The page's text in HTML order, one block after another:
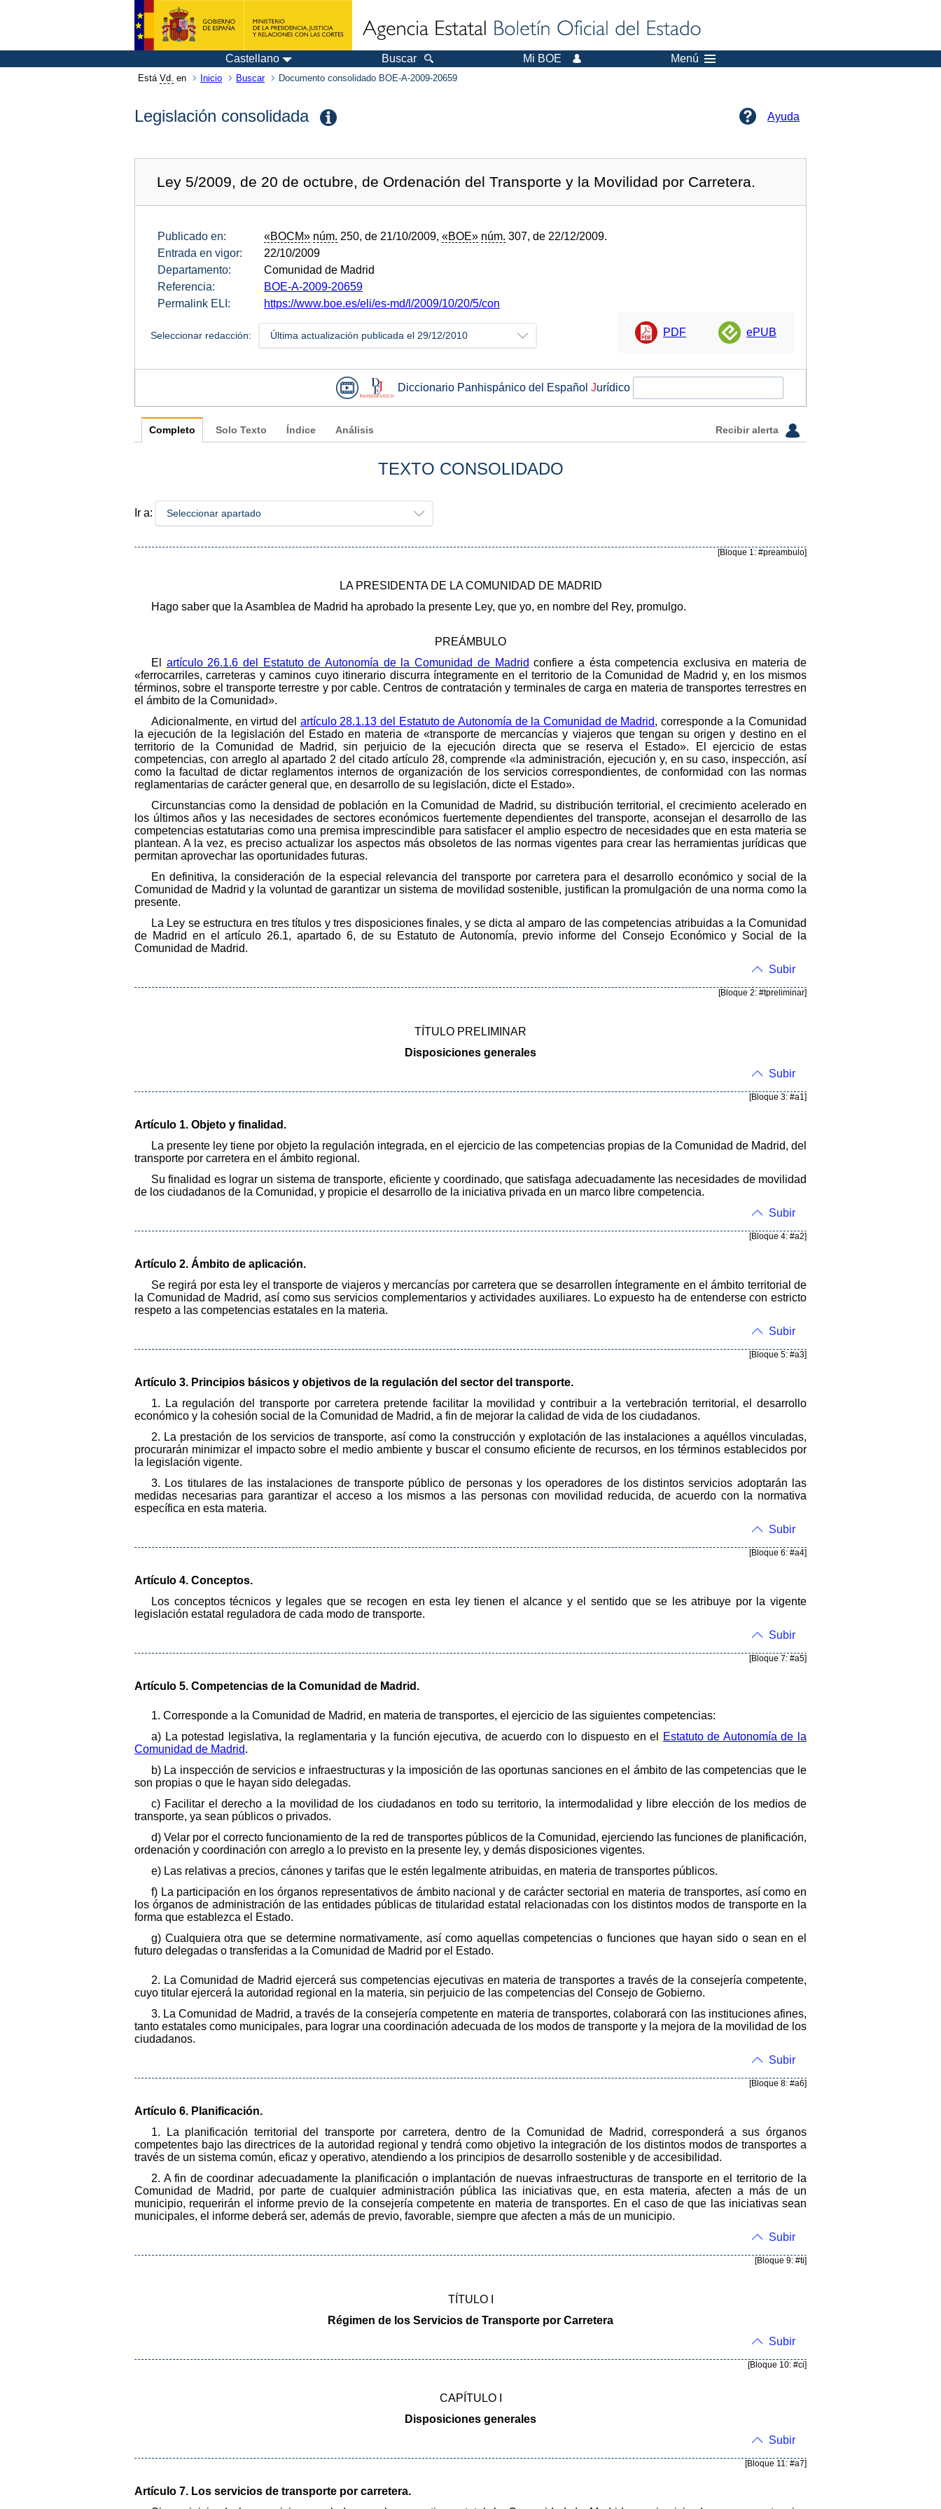
Castellano Buscar Mi BOE Menú
Está Vd. en Inicio Buscar Documento consolidado BOE-A-2009-20659
Legislación consolidada Ayuda
Ley 5/2009, de 20 de octubre, de Ordenación del Transporte y la Movilidad por Carretera.
Publicado en: «BOCM» núm. 250, de 21/10/2009, «BOE» núm. 307, de 22/12/2009.
Entrada en vigor:
22/10/2009
Departamento:
Comunidad de Madrid
Referencia:
BOE-A-2009-20659
Permalink ELI:
https://www.boe.es/eli/es-md/l/2009/10/20/5/con
Seleccionar redacción: Última actualización publicada el 29/12/2010 PDF ePUB
Diccionario Panhispánico del Español Jurídico
Completo Solo Texto Índice Análisis Recibir alerta
TEXTO CONSOLIDADO
Ir a: Seleccionar apartado
[Bloque 1: #preambulo]
LA PRESIDENTA DE LA COMUNIDAD DE MADRID
Hago saber que la Asamblea de Madrid ha aprobado la presente Ley, que yo, en nombre del Rey, promulgo.
PREÁMBULO
El artículo 26.1.6 del Estatuto de Autonomía de la Comunidad de Madrid confiere a ésta competencia exclusiva en materia de
«ferrocarriles, carreteras y caminos cuyo itinerario discurra íntegramente en el territorio de la Comunidad de Madrid y, en los mismos
términos, sobre el transporte terrestre y por cable. Centros de contratación y terminales de carga en materia de transportes terrestres en
el ámbito de la Comunidad».
Adicionalmente, en virtud del artículo 28.1.13 del Estatuto de Autonomía de la Comunidad de Madrid, corresponde a la Comunidad
la ejecución de la legislación del Estado en materia de «transporte de mercancías y viajeros que tengan su origen y destino en el
territorio de la Comunidad de Madrid, sin perjuicio de la ejecución directa que se reserva el Estado». El ejercicio de estas
competencias, con arreglo al apartado 2 del citado artículo 28, comprende «la administración, ejecución y, en su caso, inspección, así
como la facultad de dictar reglamentos internos de organización de los servicios correspondientes, de conformidad con las normas
reglamentarias de carácter general que, en desarrollo de su legislación, dicte el Estado».
Circunstancias como la densidad de población en la Comunidad de Madrid, su distribución territorial, el crecimiento acelerado en
los últimos años y las necesidades de sectores económicos fuertemente dependientes del transporte, aconsejan el desarrollo de las
competencias estatutarias como una premisa imprescindible para satisfacer el amplio espectro de necesidades que en esta materia se
plantean. A la vez, es preciso actualizar los aspectos más obsoletos de las normas vigentes para crear las herramientas jurídicas que
permitan aprovechar las oportunidades futuras.
En definitiva, la consideración de la especial relevancia del transporte por carretera para el desarrollo económico y social de la
Comunidad de Madrid y la voluntad de garantizar un sistema de movilidad sostenible, justifican la promulgación de una norma como la
presente.
La Ley se estructura en tres títulos y tres disposiciones finales, y se dicta al amparo de las competencias atribuidas a la Comunidad
de Madrid en el artículo 26.1, apartado 6, de su Estatuto de Autonomía, previo informe del Consejo Económico y Social de la
Comunidad de Madrid.
Subir
[Bloque 2: #tpreliminar]
TÍTULO PRELIMINAR
Disposiciones generales
Subir
[Bloque 3: #a1]
Artículo 1. Objeto y finalidad.
La presente ley tiene por objeto la regulación integrada, en el ejercicio de las competencias propias de la Comunidad de Madrid, del
transporte por carretera en el ámbito regional.
Su finalidad es lograr un sistema de transporte, eficiente y coordinado, que satisfaga adecuadamente las necesidades de movilidad
de los ciudadanos de la Comunidad, y propicie el desarrollo de la iniciativa privada en un marco libre competencia.
Subir
[Bloque 4: #a2]
Artículo 2. Ámbito de aplicación.
Se regirá por esta ley el transporte de viajeros y mercancías por carretera que se desarrollen íntegramente en el ámbito territorial de
la Comunidad de Madrid, así como sus servicios complementarios y actividades auxiliares. Lo expuesto ha de entenderse con estricto
respeto a las competencias estatales en la materia.
Subir
[Bloque 5: #a3]
Artículo 3. Principios básicos y objetivos de la regulación del sector del transporte.
1. La regulación del transporte por carretera pretende facilitar la movilidad y contribuir a la vertebración territorial, el desarrollo
económico y la cohesión social de la Comunidad de Madrid, a fin de mejorar la calidad de vida de los ciudadanos.
2. La prestación de los servicios de transporte, así como la construcción y explotación de las instalaciones a aquéllos vinculadas,
procurarán minimizar el impacto sobre el medio ambiente y buscar el consumo eficiente de recursos, en los términos establecidos por
la legislación vigente.
3. Los titulares de las instalaciones de transporte público de personas y los operadores de los distintos servicios adoptarán las
medidas necesarias para garantizar el acceso a los mismos a las personas con movilidad reducida, de acuerdo con la normativa
específica en esta materia.
Subir
[Bloque 6: #a4]
Artículo 4. Conceptos.
Los conceptos técnicos y legales que se recogen en esta ley tienen el alcance y el sentido que se les atribuye por la vigente
legislación estatal reguladora de cada modo de transporte.
Subir
[Bloque 7: #a5]
Artículo 5. Competencias de la Comunidad de Madrid.
1. Corresponde a la Comunidad de Madrid, en materia de transportes, el ejercicio de las siguientes competencias:
a) La potestad legislativa, la reglamentaria y la función ejecutiva, de acuerdo con lo dispuesto en el
Estatuto de Autonomía de la
Comunidad de Madrid.
b) La inspección de servicios e infraestructuras y la imposición de las oportunas sanciones en el ámbito de las competencias que le
son propias o que le hayan sido delegadas.
c) Facilitar el derecho a la movilidad de los ciudadanos en todo su territorio, la intermodalidad y libre elección de los medios de
transporte, ya sean públicos o privados.
d) Velar por el correcto funcionamiento de la red de transportes públicos de la Comunidad, ejerciendo las funciones de planificación,
ordenación y coordinación con arreglo a lo previsto en la presente ley, y demás disposiciones vigentes.
e) Las relativas a precios, cánones y tarifas que le estén legalmente atribuidas, en materia de transportes públicos.
f) La participación en los órganos representativos de ámbito nacional y de carácter sectorial en materia de transportes, así como en
los órganos de administración de las entidades públicas de titularidad estatal relacionadas con los distintos modos de transporte en la
forma que establezca el Estado.
g) Cualquiera otra que se determine normativamente, así como aquellas competencias o funciones que hayan sido o sean en el
futuro delegadas o transferidas a la Comunidad de Madrid por el Estado.
2. La Comunidad de Madrid ejercerá sus competencias ejecutivas en materia de transportes a través de la consejería competente,
cuyo titular ejercerá la autoridad regional en la materia, sin perjuicio de las competencias del Consejo de Gobierno.
3. La Comunidad de Madrid, a través de la consejería competente en materia de transportes, colaborará con las instituciones afines,
tanto estatales como municipales, para lograr una coordinación adecuada de los modos de transporte y la mejora de la movilidad de los
ciudadanos.
Subir
[Bloque 8: #a6]
Artículo 6. Planificación.
1. La planificación territorial del transporte por carretera, dentro de la Comunidad de Madrid, corresponderá a sus órganos
competentes bajo las directrices de la autoridad regional y tendrá como objetivo la integración de los distintos modos de transportes a
través de un sistema común, eficaz y operativo, atendiendo a los principios de desarrollo sostenible y de accesibilidad.
2. A fin de coordinar adecuadamente la planificación o implantación de nuevas infraestructuras de transporte en el territorio de la
Comunidad de Madrid, por parte de cualquier administración pública las iniciativas que, en esta materia, afecten a más de un
municipio, requerirán el informe previo de la consejería competente en materia de transportes. En el caso de que las iniciativas sean
municipales, el informe deberá ser, además de previo, favorable, siempre que afecten a más de un municipio.
Subir
[Bloque 9: #ti]
TÍTULO I
Régimen de los Servicios de Transporte por Carretera
Subir
[Bloque 10: #ci]
CAPÍTULO I
Disposiciones generales
Subir
[Bloque 11: #a7]
Artículo 7. Los servicios de transporte por carretera.